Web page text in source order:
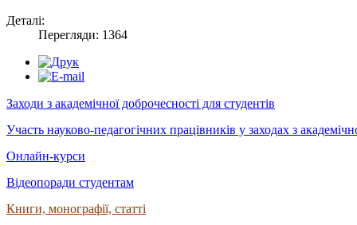
Деталі:
Перегляди: 1364
Заходи з академічної доброчесності для студентів
Участь науково-педагогічних працівників у заходах з
Онлайн-курси
Відеопоради студентам
Книги, монографії, статті